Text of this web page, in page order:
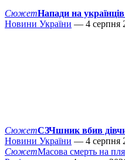
СюжетНапади на
Новини України — 4 серпня
СюжетСЗЧшник вбив
Новини України — 4 серпня
СюжетМасова смерть на